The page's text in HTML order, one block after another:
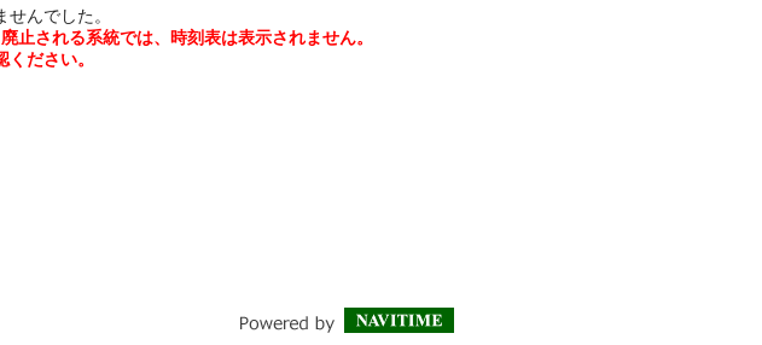
んでした。
止される系統では、時刻表は表示されません。
ださい。